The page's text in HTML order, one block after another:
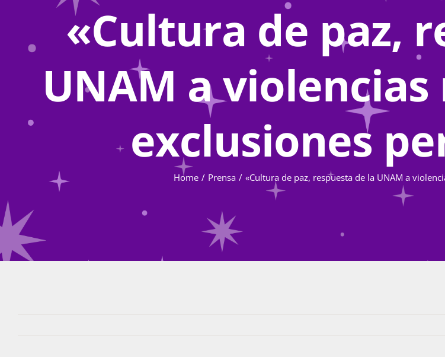
«Cultura de paz,
UNAM a
exclusiones
Home Prensa «Cultura de paz, respuesta de la UNAM a